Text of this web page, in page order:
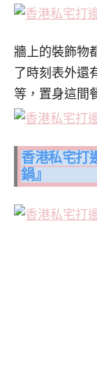
牆上的裝飾物
了時刻表外還
等，置身這間
香港私宅打
鍋』